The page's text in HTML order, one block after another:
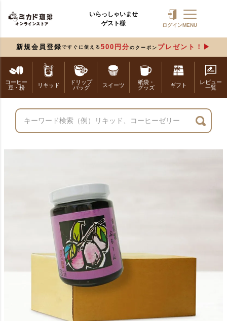
いらっしゃいませ
ゲスト様
ログインMENU
新規会員登録 ですぐに使える 500円分 のクーポン プレゼント！
コーヒー
豆・粉
リキッド
ドリップ
バッグ
スイーツ
紙袋・
グッズ
ギフト
レビュー
一覧